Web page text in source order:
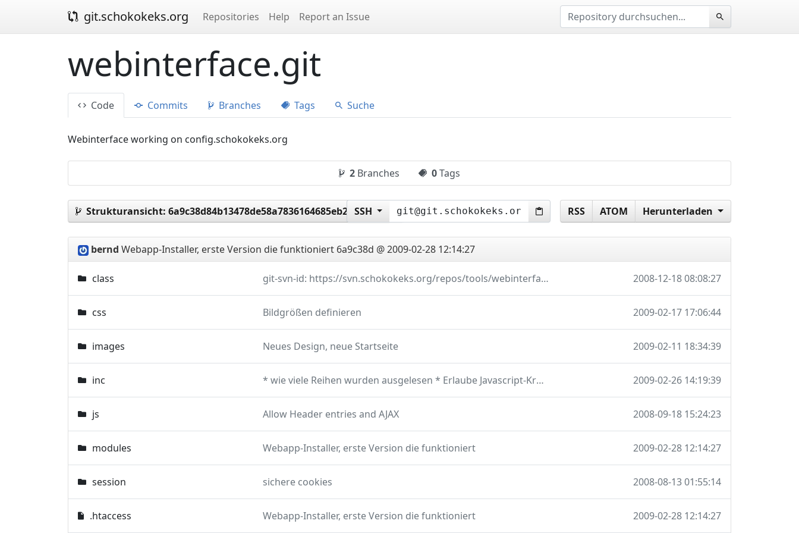
git.schokokeks.org Repositories Help Report an Issue
webinterface.git
Code Commits Branches Tags Suche
Webinterface working on config.schokokeks.org
2 Branches 0Tags
Strukturansicht: 6a9c38d84b13478de58a7836164685eb2dca59ce
SSH RSS ATOM Herunterladen
bernd Webapp-Installer, erste Version die funktioniert 6a9c38d @ 2009-02-28 12:14:27
class git-svn-id: https://svn.schokokeks.org/repos/tools/webinterface/trunk@1187 87cf0b9e-d624-0410-a070-f6ee81989793 2008-12-18 08:08:27
css Bildgrößen definieren 2009-02-17 17:06:44
images Neues Design, neue Startseite 2009-02-11 18:34:39
inc * wie viele Reihen wurden ausgelesen * Erlaube Javascript-Krams im html_select() 2009-02-26 14:19:39
js Allow Header entries and AJAX 2008-09-18 15:24:23
modules Webapp-Installer, erste Version die funktioniert 2009-02-28 12:14:27
session sichere cookies 2008-08-13 01:55:14
.htaccess Webapp-Installer, erste Version die funktioniert 2009-02-28 12:14:27